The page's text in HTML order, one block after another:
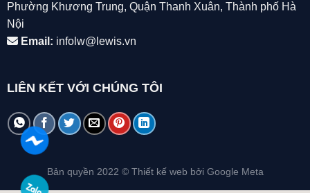
Phường Khương Trung, Quận Thanh Xuân, Thành phố Hà
Nội
Email: infolw@lewis.vn
LIÊN KẾT VỚI CHÚNG TÔI
Bản quyền 2022 © Thiết kế web bởi Google Meta